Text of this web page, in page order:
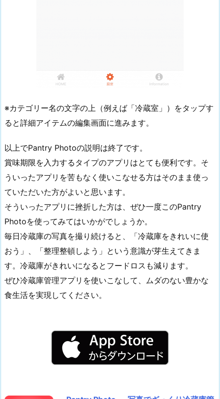
※カテゴリー名の文字の上（例えば「冷蔵室」）をタップす
ると詳細アイテムの編集画面に進みます。
以上でPantry Photoの説明は終了です。
賞味期限を入力するタイプのアプリはとても便利です。そ
ういったアプリを苦もなく使いこなせる方はそのまま使っ
ていただいた方がよいと思います。
そういったアプリに挫折した方は、ぜひ一度このPantry
Photoを使ってみてはいかがでしょうか。
毎日冷蔵庫の写真を撮り続けると、「冷蔵庫をきれいに使
おう」、「整理整頓しよう」という意識が芽生えてきま
す。冷蔵庫がきれいになるとフードロスも減ります。
ぜひ冷蔵庫管理アプリを使いこなして、ムダのない豊かな
食生活を実現してください。